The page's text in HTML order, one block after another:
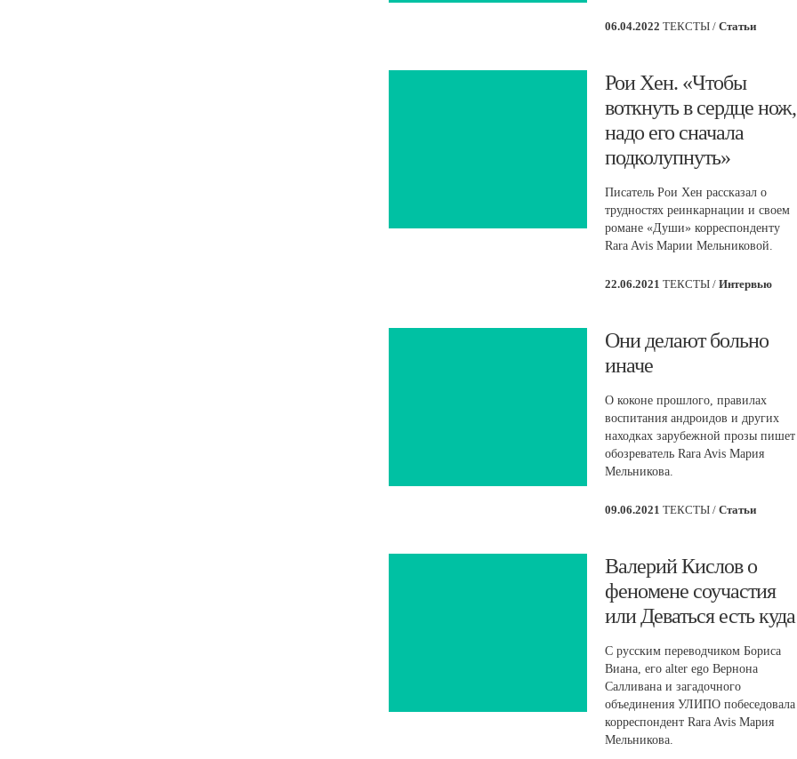
06.04.2022 ТЕКСТЫ / Статьи
​Рои Хен. «Чтобы
воткнуть в сердце нож,
надо его сначала
подколупнуть»
Писатель Рои Хен рассказал о
трудностях реинкарнации и своем
романе «Души» корреспонденту
Rara Avis Марии Мельниковой.
22.06.2021 ТЕКСТЫ / Интервью
​Они делают больно
иначе
О коконе прошлого, правилах
воспитания андроидов и других
находках зарубежной прозы пишет
обозреватель Rara Avis Мария
Мельникова.
09.06.2021 ТЕКСТЫ / Статьи
Валерий Кислов о
феномене соучастия
или Деваться есть
С русским переводчиком Бориса
Виана, его alter ego Вернона
Салливана и загадочного
объединения УЛИПО побеседовала
корреспондент Rara Avis Мария
Мельникова.